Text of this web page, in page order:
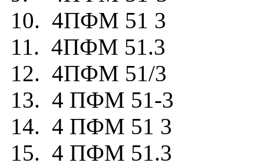
10. 4ПФМ 51 3
11. 4ПФМ 51.3
12. 4ПФМ 51/3
13. 4 ПФМ 51-3
14. 4 ПФМ 51 3
15. 4 ПФМ 51.3